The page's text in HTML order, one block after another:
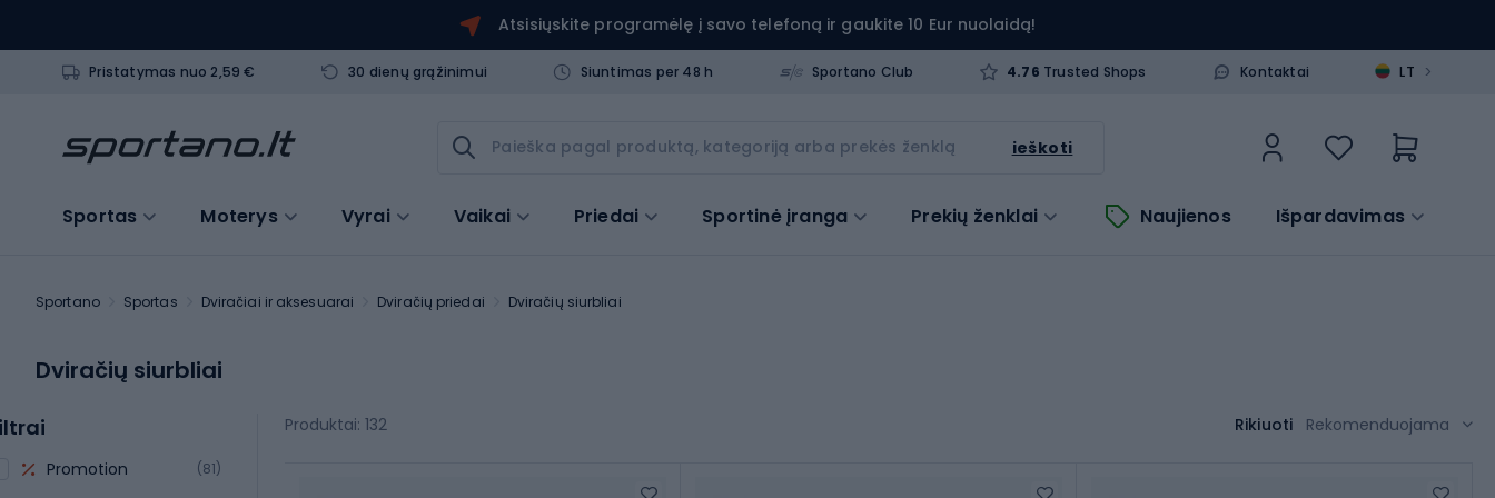
Atsisiųskite programėlę į savo telefoną ir gaukite 10 Eur nuolaidą!
Pristatymas nuo 2,59 € 30 dienų grąžinimui Siuntimas per 48 h Sportano Club 4.76 Trusted Shops Kontaktai LT >
ieškoti
Sportas Moterys Vyrai Vaikai Priedai Sportinė įranga Prekių ženklai Naujienos Išpardavimas
Sportano Sportas Dviračiai ir aksesuarai Dviračių priedai Dviračių siurbliai
Dviračių siurbliai
Promotion (81)
Produktai: 132 Rikiuoti Rekomenduojama